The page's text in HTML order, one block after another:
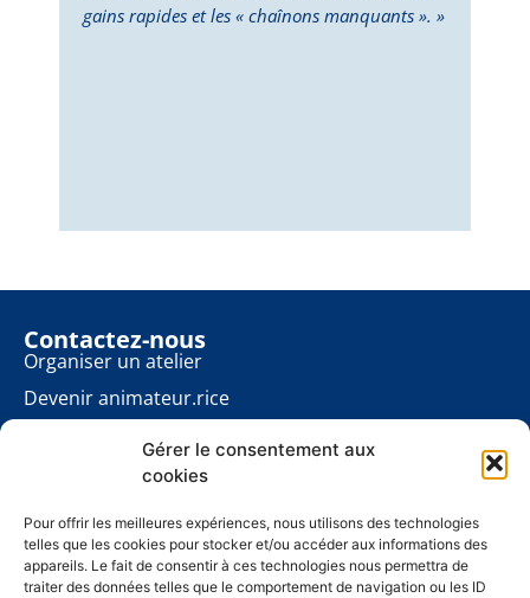
Gérer le consentement aux
cookies
Pour offrir les meilleures expériences, nous utilisons des technologies
telles que les cookies pour stocker et/ou accéder aux informations des
appareils. Le fait de consentir à ces technologies nous permettra de
traiter des données telles que le comportement de navigation ou les ID
gains rapides et les « chaînons manquants ». »
Contactez-nous
Organiser un atelier
Devenir animateur.rice
Contact presse
À propos
Mentions légales